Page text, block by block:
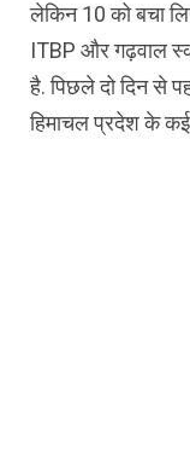
लेकिन 10 को बचा
ITBP और गढ़वाल
है. पिछले दो दिन से
हिमाचल प्रदेश के कई